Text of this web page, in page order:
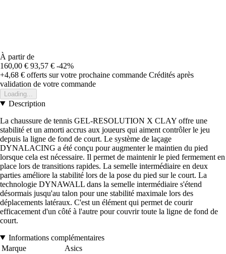
À partir de
160,00 € 93,57 € -42%
+4,68 € offerts sur votre prochaine commande Crédités après
validation de votre commande
Loading...
Description
La chaussure de tennis GEL-RESOLUTION X CLAY offre une
stabilité et un amorti accrus aux joueurs qui aiment contrôler le jeu
depuis la ligne de fond de court. Le système de laçage
DYNALACING a été conçu pour augmenter le maintien du pied
lorsque cela est nécessaire. Il permet de maintenir le pied fermement en
place lors de transitions rapides. La semelle intermédiaire en deux
parties améliore la stabilité lors de la pose du pied sur le court. La
technologie DYNAWALL dans la semelle intermédiaire s'étend
désormais jusqu'au talon pour une stabilité maximale lors des
déplacements latéraux. C'est un élément qui permet de courir
efficacement d'un côté à l'autre pour couvrir toute la ligne de fond de
court.
Informations complémentaires
Marque
Asics